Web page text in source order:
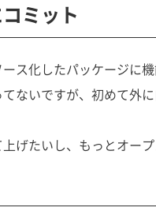
ミット
ス化したパッケージに
ないですが、初めて外
上げたいし、もっとオ